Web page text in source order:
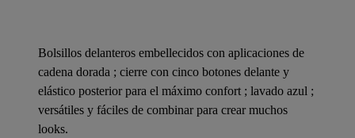
Bolsillos delanteros embellecidos con aplicaciones de
cadena dorada ; cierre con cinco botones delante y
elástico posterior para el máximo confort ; lavado azul ;
versátiles y fáciles de combinar para crear muchos
looks.